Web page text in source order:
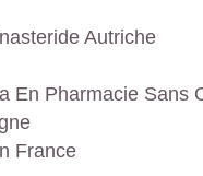
Autriche
En Pharmacie Sans
France